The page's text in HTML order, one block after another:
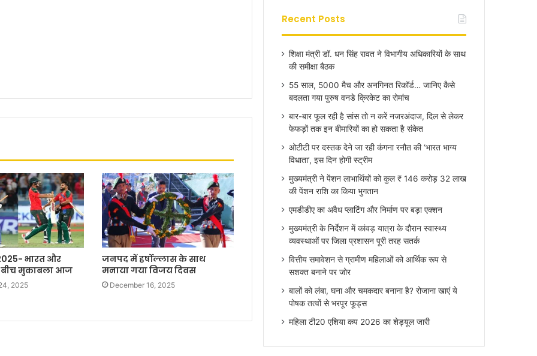
भारत और
बीच मुकाबला आज
2025
जनपद में हर्षोल्लास के साथ
मनाया गया विजय दिवस
December 16, 2025
Recent Posts
शिक्षा मंत्री डॉ. धन सिंह रावत ने विभागीय अधिकारियों के साथ
की समीक्षा बैठक
55 साल, 5000 मैच और अनगिनत रिकॉर्ड… जानिए कैसे
बदलता गया पुरुष वनडे क्रिकेट का रोमांच
बार-बार फूल रही है सांस तो न करें नजरअंदाज, दिल से लेकर
फेफड़ों तक इन बीमारियों का हो सकता है संकेत
ओटीटी पर दस्तक देने जा रही कंगना रनौत की ‘भारत भाग्य
विधाता’, इस दिन होगी स्ट्रीम
मुख्यमंत्री ने पेंशन लाभार्थियों को कुल ₹ 146 करोड़ 32 लाख
की पेंशन राशि का किया भुगतान
एमडीडीए का अवैध प्लाटिंग और निर्माण पर बड़ा एक्शन
मुख्यमंत्री के निर्देशन में कांवड़ यात्रा के दौरान स्वास्थ्य
व्यवस्थाओं पर जिला प्रशासन पूरी तरह सतर्क
वित्तीय समावेशन से ग्रामीण महिलाओं को आर्थिक रूप से
सशक्त बनाने पर जोर
बालों को लंबा, घना और चमकदार बनाना है? रोजाना खाएं ये
पोषक तत्वों से भरपूर फूड्स
महिला टी20 एशिया कप 2026 का शेड्यूल जारी